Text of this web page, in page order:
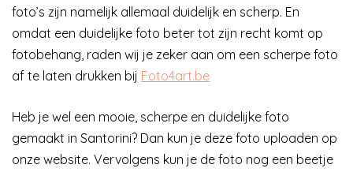
foto’s zijn namelijk allemaal duidelijk en scherp. En
omdat een duidelijke foto beter tot zijn recht komt op
fotobehang, raden wij je zeker aan om een scherpe foto
af te laten drukken bij Foto4art.be
Heb je wel een mooie, scherpe en duidelijke foto
gemaakt in Santorini? Dan kun je deze foto uploaden op
onze website. Vervolgens kun je de foto nog een beetje